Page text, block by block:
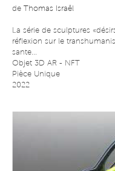
de Thomas Israël
La série de sculptures
réflexion sur le
sante...
Objet 3D AR - NFT
Pièce Unique
2022